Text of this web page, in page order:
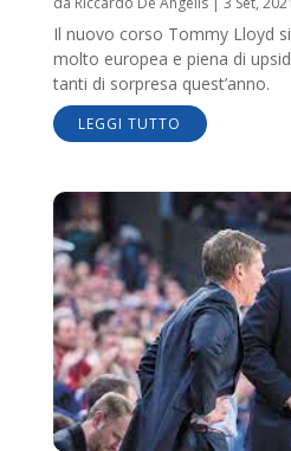
Il nuovo corso Tommy Lloyd
molto europea e piena di
tanti di sorpresa quest’anno.
LEGGI TUTTO